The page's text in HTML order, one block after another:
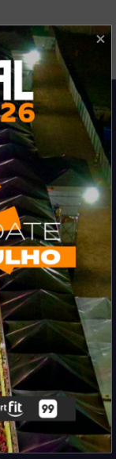
na região de
e muito mais.
Negócios